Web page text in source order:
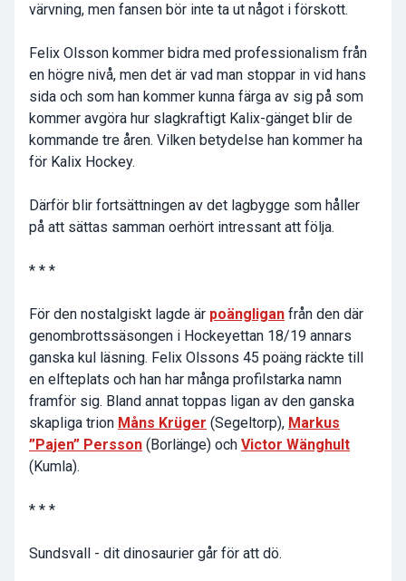
värvning, men fansen bör inte ta ut något i förskott.
Felix Olsson kommer bidra med professionalism från
en högre nivå, men det är vad man stoppar in vid hans
sida och som han kommer kunna färga av sig på som
kommer avgöra hur slagkraftigt Kalix-gänget blir de
kommande tre åren. Vilken betydelse han kommer ha
för Kalix Hockey.
Därför blir fortsättningen av det lagbygge som håller
på att sättas samman oerhört intressant att följa.
* * *
För den nostalgiskt lagde är poängligan från den där
genombrottssäsongen i Hockeyettan 18/19 annars
ganska kul läsning. Felix Olssons 45 poäng räckte till
en elfteplats och han har många profilstarka namn
framför sig. Bland annat toppas ligan av den ganska
skapliga trion Måns Krüger (Segeltorp), Markus
”Pajen” Persson (Borlänge) och Victor Wänghult
(Kumla).
* * *
Sundsvall - dit dinosaurier går för att dö.